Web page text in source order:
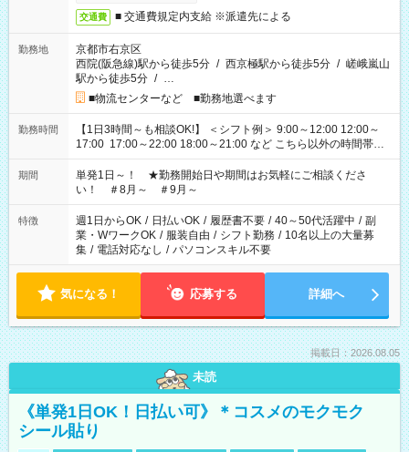
交通費 ■ 交通費規定内支給 ※派遣先による
勤務地
京都市右京区
西院(阪急線)駅から徒歩5分 / 西京極駅から徒歩5分 / 嵯峨嵐山
駅から徒歩5分 / …
■物流センターなど ■勤務地選べます
勤務時間
【1日3時間～も相談OK!】 ＜シフト例＞ 9:00～12:00 12:00～
17:00 17:00～22:00 18:00～21:00 など こちら以外の時間帯も
お気軽にご相談ください！
期間
単発1日～！ ★勤務開始日や期間はお気軽にご相談くださ
い！ ＃8月～ ＃9月～
特徴 週1日からOK / 日払いOK / 履歴書不要 / 40～50代活躍中 / 副
業・WワークOK / 服装自由 / シフト勤務 / 10名以上の大量募
集 / 電話対応なし / パソコンスキル不要
気になる！ 応募する 詳細へ
掲載日：2026.08.05
未読
《単発1日OK！日払い可》＊コスメのモクモク
シール貼り